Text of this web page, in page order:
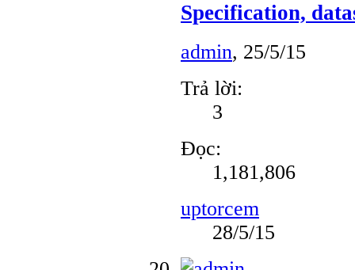
Specification,
admin, 25/5/15
Trả lời:
3
Đọc:
1,181,806
uptorcem
28/5/15